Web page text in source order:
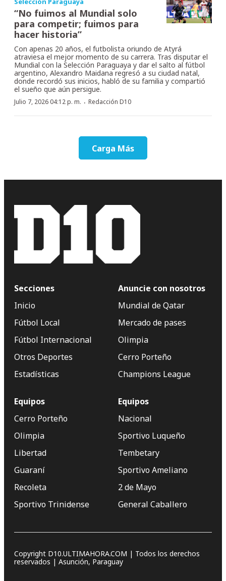
“No fuimos al Mundial solo
para competir; fuimos para
hacer historia”
Con apenas 20 años, el futbolista oriundo de Atyrá
atraviesa el mejor momento de su carrera. Tras disputar el
Mundial con la Selección Paraguaya y dar el salto al fútbol
argentino, Alexandro Maidana regresó a su ciudad natal,
donde recordó sus inicios, habló de su familia y compartió
el sueño que aún persigue.
Julio 7, 2026 04:12 p. m. · Redacción D10
Carga Más
Secciones
Inicio
Fútbol Local
Fútbol Internacional
Otros Deportes
Estadísticas
Anuncie con nosotros
Mundial de Qatar
Mercado de pases
Olimpia
Cerro Porteño
Champions League
Equipos
Cerro Porteño
Olimpia
Libertad
Guaraní
Recoleta
Sportivo Trinidense
Equipos
Nacional
Sportivo Luqueño
Tembetary
Sportivo Ameliano
2 de Mayo
General Caballero
Copyright D10.ULTIMAHORA.COM | Todos los derechos
reservados | Asunción, Paraguay